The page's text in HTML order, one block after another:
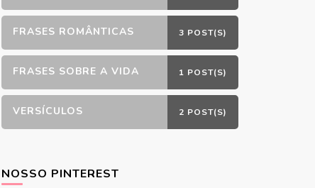
FRASES ROMÂNTICAS 3 POST(S)
FRASES SOBRE A VIDA 1 POST(S)
VERSÍCULOS 2 POST(S)
NOSSO PINTEREST